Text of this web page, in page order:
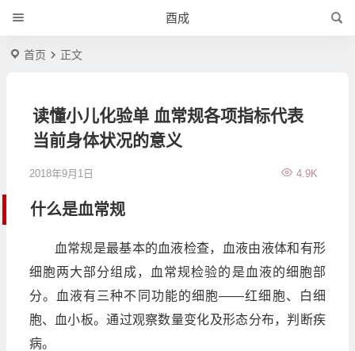
酉成
首页 正文
读懂小儿化验单 血常规各项指标代表
当前身体状况的意义
2018年9月1日 4.9K
什么是血常规
血常规是最基本的血液检查，血液由液体和有形
细胞两大部分组成，血常规检验的是血液的细胞部
分。血液有三种不同功能的细胞——红细胞、白细
胞、血小板。通过观察数量变化及形态分布，判断疾
病。